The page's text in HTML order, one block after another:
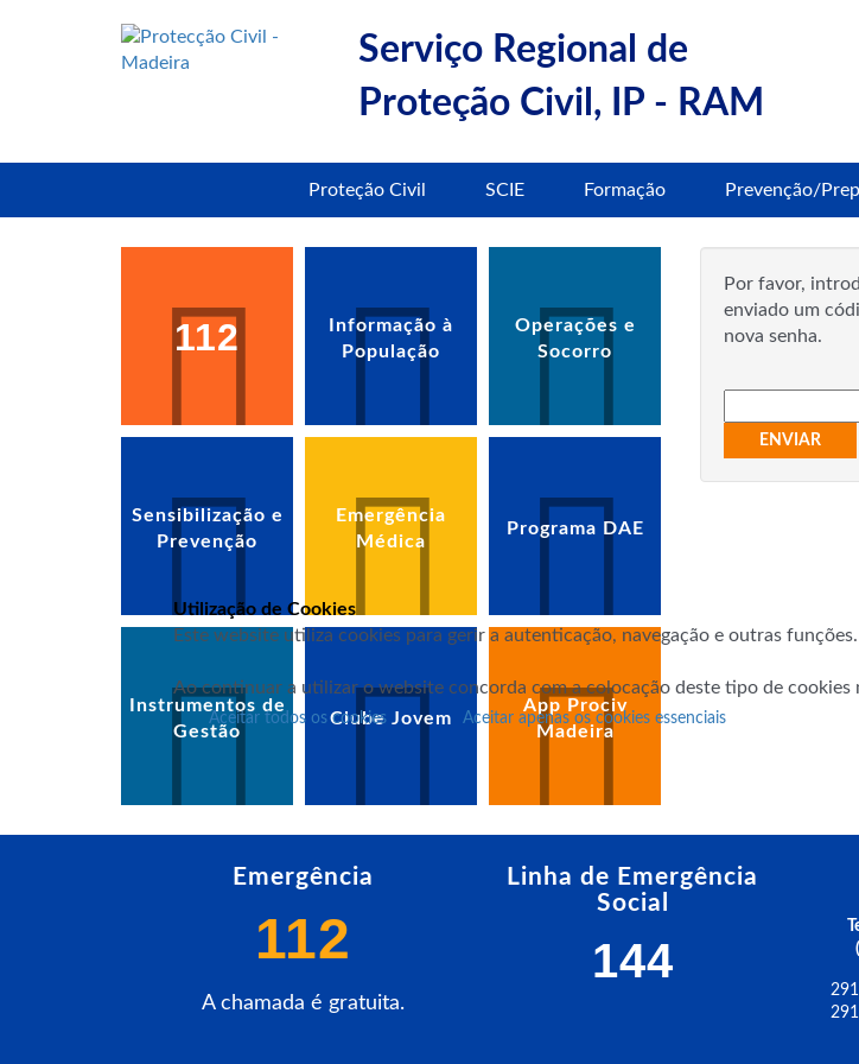
Serviço Regional de
Proteção Civil, IP - RAM
Proteção Civil SCIE Formação Prevenção/
112
Informação à
População
Operações e
Socorro
Sensibilização e
Prevenção
Emergência
Médica
Programa DAE
Instrumentos de
Gestão
Clube Jovem
App Prociv
Madeira
Por favor,
enviado um
nova senha.
ENVIAR
Emergência
112
A chamada é gratuita.
Linha de Emergência
Social
144
Utilização de Cookies
Este website utiliza cookies para gerir a autenticação, navegação e outras funções.
Ao continuar a utilizar o website concorda com a colocação deste tipo de cookies
Aceitar todos os cookies Aceitar apenas os cookies essenciais